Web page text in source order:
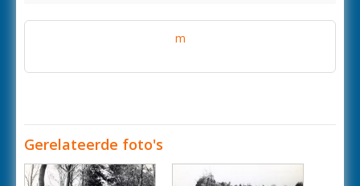
m
Gerelateerde foto's